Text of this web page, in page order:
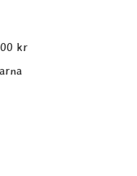
kr